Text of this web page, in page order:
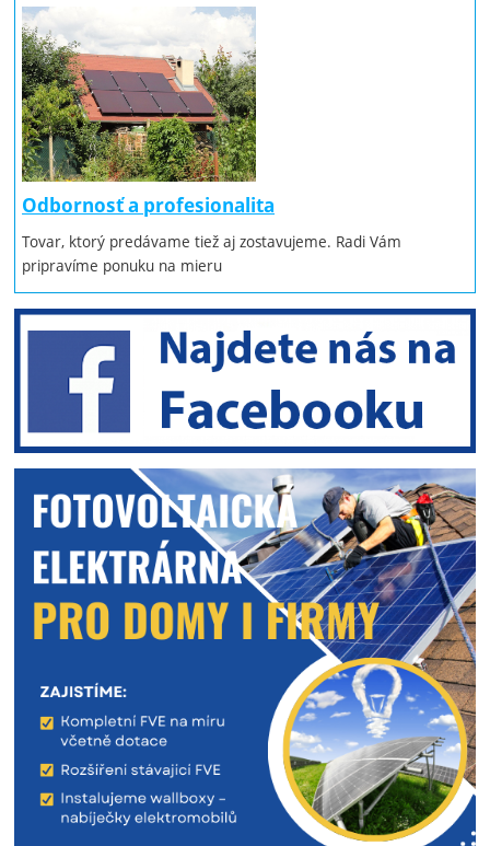
Odbornosť a profesionalita
Tovar, ktorý predávame tiež aj zostavujeme. Radi Vám
pripravíme ponuku na mieru